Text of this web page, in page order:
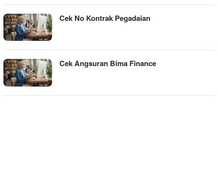
Cek No Kontrak Pegadaian
Cek Angsuran Bima Finance